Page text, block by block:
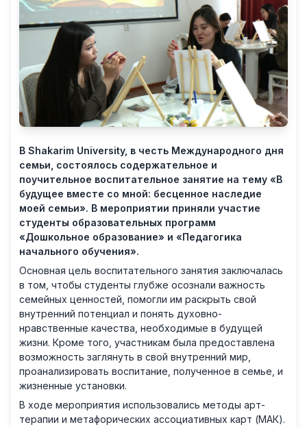
В Shakarim University, в честь Международного дня
семьи, состоялось содержательное и
поучительное воспитательное занятие на тему «В
будущее вместе со мной: бесценное наследие
моей семьи». В мероприятии приняли участие
студенты образовательных программ
«Дошкольное образование» и «Педагогика
начального обучения».
Основная цель воспитательного занятия заключалась
в том, чтобы студенты глубже осознали важность
семейных ценностей, помогли им раскрыть свой
внутренний потенциал и понять духовно-
нравственные качества, необходимые в будущей
жизни. Кроме того, участникам была предоставлена
возможность заглянуть в свой внутренний мир,
проанализировать воспитание, полученное в семье, и
жизненные установки.
В ходе мероприятия использовались методы арт-
терапии и метафорических ассоциативных карт (МАК).